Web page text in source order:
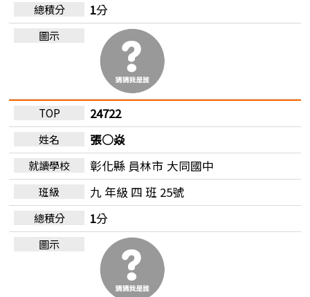
1分
24722
張○焱
彰化縣 員林市 大同國中
九 年級 四 班 25號
1分